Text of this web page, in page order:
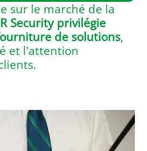
sur le marché de la
Security privilégie
de solutions,
et l'attention